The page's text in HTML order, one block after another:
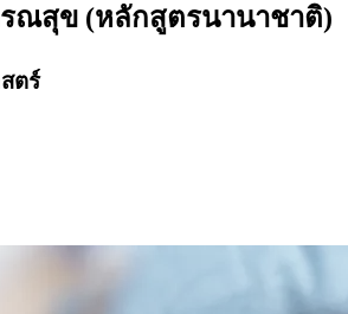
ณสุข (หลักสูตรนานาชาติ)
ตร์